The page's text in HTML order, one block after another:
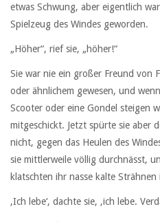
etwas Schwung, aber eigentlich
Spielzeug des Windes geworden.
„Höher“, rief sie, „höher!“
Sie war nie ein großer Freund von
oder ähnlichem gewesen, und
Scooter oder eine Gondel steigen
mitgeschickt. Jetzt spürte sie aber
nicht, gegen das Heulen des
sie mittlerweile völlig durchnässt,
klatschten ihr nasse kalte Strähnen
‚Ich lebe‘, dachte sie, ‚ich lebe.